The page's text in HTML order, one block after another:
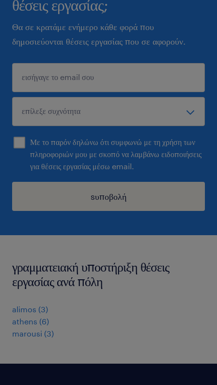
θέσεις εργασίας;
Θα σε κρατάμε ενήμερο κάθε φορά που
δημοσιεύονται θέσεις εργασίας που σε αφορούν.
Με το παρόν δηλώνω ότι συμφωνώ με τη χρήση των
πληροφοριών μου με σκοπό να λαμβάνω ειδοποιήσεις
για θέσεις εργασίας μέσω email.
sυποβολή
γραμματειακή υποστήριξη θέσεις
εργασίας ανά πόλη
alimos (3)
athens (6)
marousi (3)